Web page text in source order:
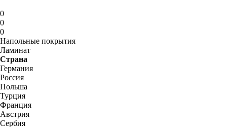
0
0
0
Напольные покрытия
Ламинат
Страна
Германия
Россия
Польша
Турция
Франция
Австрия
Сербия